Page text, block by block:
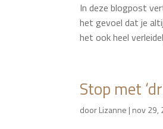
In deze blogpost
het gevoel dat je
het ook heel
Stop met
doorLizanne | nov 29,